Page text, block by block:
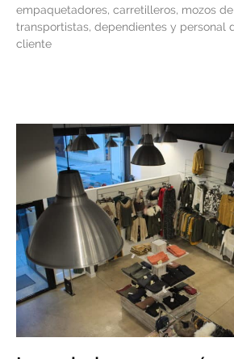
empaquetadores, carretilleros, mozos
transportistas, dependientes y personal
cliente